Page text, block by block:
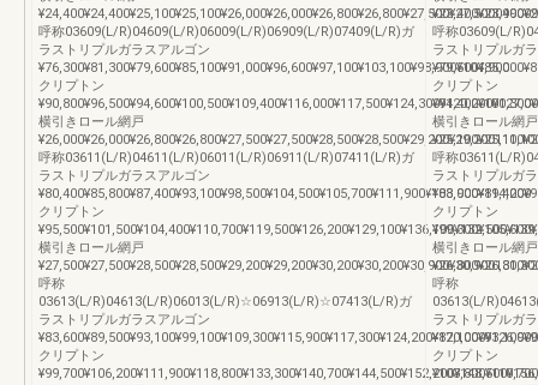
呼称03609(L/R)04609(L/R)06009(L/R)06909(L/R)07409(L/R)ガ
ラストリプルガラスアルゴン
¥76,300¥81,300¥79,600¥85,100¥91,000¥96,600¥97,100¥103,100¥98,900¥104,900
クリプトン
横引きロール網戸
呼称03611(L/R)04611(L/R)06011(L/R)06911(L/R)07411(L/R)ガ
ラストリプルガラスアルゴン
¥80,400¥85,800¥87,400¥93,100¥98,500¥104,500¥105,700¥111,900¥108,000¥114,200
クリプトン
横引きロール網戸
呼称
03613(L/R)04613(L/R)06013(L/R)☆06913(L/R)☆07413(L/R)ガ
ラストリプルガラスアルゴン
¥83,600¥89,500¥93,100¥99,100¥109,300¥115,900¥117,300¥124,200¥120,000¥126,900
クリプトン
呼称03609(L/
ラストリプルガ
クリプトン
横引きロール網戸
呼称03611(L/
ラストリプルガ
クリプトン
横引きロール網戸
呼称
03613(L/
ラストリプルガ
クリプトン